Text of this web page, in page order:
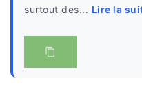
surtout des... Lire la